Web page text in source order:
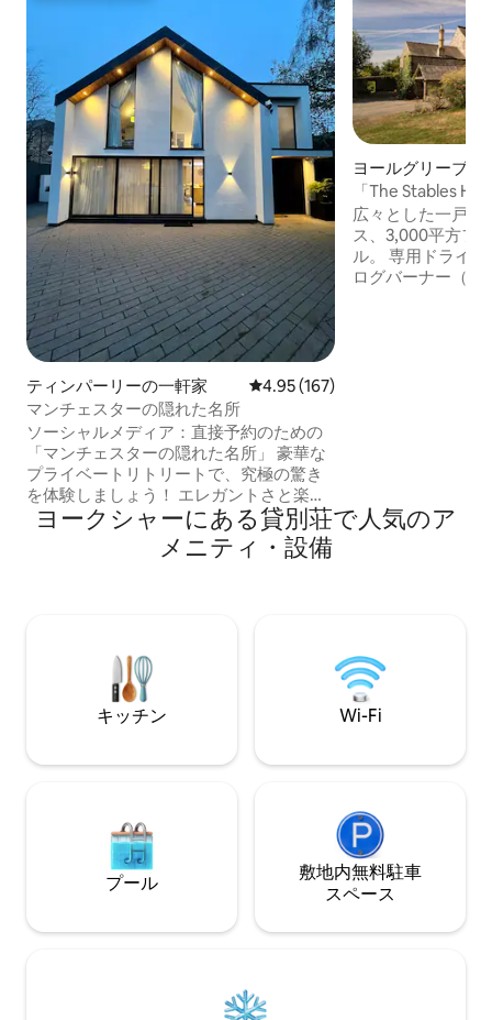
ティンパーリーの一軒家 レビュー167件、5つ星中4.95つ
4.95 (167)
マンチェスターの隠れた名所
ソーシャルメディア：直接予約のための
「マンチェスターの隠れた名所」 豪華な
プライベートリトリートで、究極の驚き
を体験しましょう！ エレガントさと楽し
さが交わる、ゲート付きの素晴らしい宿
泊先で贅沢なひとときをお楽しみくださ
い。ホットタブでリラックスしたり、2つ
ッチンで料理を楽しみましょう。到着し
た瞬間から5つ星の体験が始まります。 マ
ンチェスター空港と市内中心部に非常に
近いです。
ヨールグリーブの
「The Stables
ル・ホール。4 ～
広々とした一戸建
ス、3,000平方フ
ル。 専用ドライ
ログバーナー（
ヨークシャーにある貸別荘で人気のア
メニティ・設備
キッチン Wi-Fi
プール
敷地内無料駐⁠車
ス⁠ペ⁠ー⁠ス